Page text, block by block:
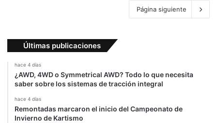
Página siguiente
Últimas publicaciones
hace 4 días
¿AWD, 4WD o Symmetrical AWD? Todo lo que necesita
saber sobre los sistemas de tracción integral
hace 4 días
Remontadas marcaron el inicio del Campeonato de
Invierno de Kartismo